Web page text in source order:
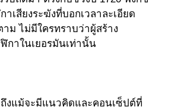
เสียงระฆังที่บอกเวลาละเอียด
ม ไม่มีใครทราบว่าผู้สร้าง
กาในเยอรมันเท่านั้น
ถึงแม้จะมีแนวคิดและคอนเซ็ปต์ที่